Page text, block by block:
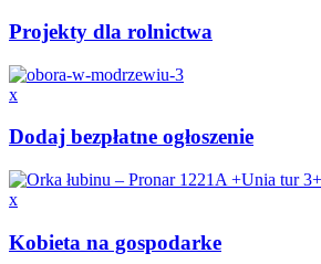
Projekty dla rolnictwa
x
Dodaj bezpłatne ogłoszenie
x
Kobieta na gospodarke